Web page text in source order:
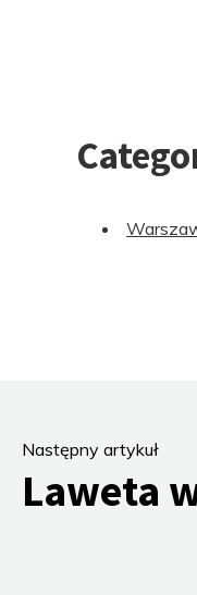
Następny artykuł
Laweta